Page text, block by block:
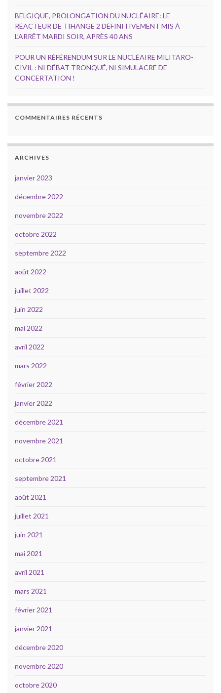
BELGIQUE, PROLONGATION DU NUCLÉAIRE: LE
RÉACTEUR DE TIHANGE 2 DÉFINITIVEMENT MIS À
L’ARRÊT MARDI SOIR, APRÈS 40 ANS
POUR UN RÉFÉRENDUM SUR LE NUCLÉAIRE MILITARO-
CIVIL : NI DÉBAT TRONQUÉ, NI SIMULACRE DE
CONCERTATION !
COMMENTAIRES RÉCENTS
ARCHIVES
janvier 2023
décembre 2022
novembre 2022
octobre 2022
septembre 2022
août 2022
juillet 2022
juin 2022
mai 2022
avril 2022
mars 2022
février 2022
janvier 2022
décembre 2021
novembre 2021
octobre 2021
septembre 2021
août 2021
juillet 2021
juin 2021
mai 2021
avril 2021
mars 2021
février 2021
janvier 2021
décembre 2020
novembre 2020
octobre 2020